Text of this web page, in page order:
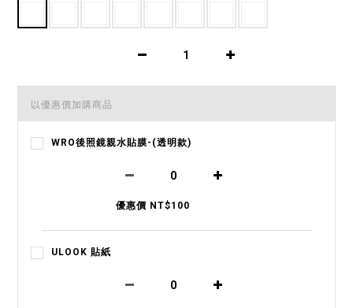
以優惠價加購商品
WRO後照鏡親水貼膜-(透明款)
優惠價 NT$100
ULOOK 貼紙